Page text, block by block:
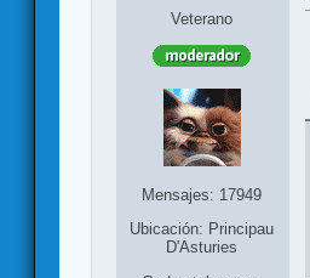
Veterano
Mensajes: 17949
Ubicación: Principau
D'Asturies